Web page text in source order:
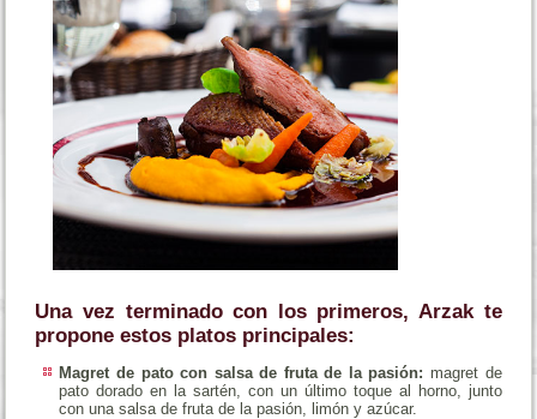
Una vez terminado con los primeros, Arzak te
propone estos platos principales:
Magret de pato con salsa de fruta de la pasión: magret de
pato dorado en la sartén, con un último toque al horno, junto
con una salsa de fruta de la pasión, limón y azúcar.